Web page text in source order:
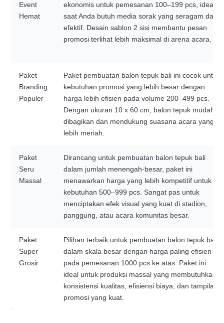
Event
Hemat
ekonomis untuk pemesanan 100–199 pcs, ideal
saat Anda butuh media sorak yang seragam dan
efektif. Desain sablon 2 sisi membantu pesan
promosi terlihat lebih maksimal di arena acara.
Paket
Branding
Populer
Paket pembuatan balon tepuk bali ini cocok untuk
kebutuhan promosi yang lebih besar dengan
harga lebih efisien pada volume 200–499 pcs.
Dengan ukuran 10 x 60 cm, balon tepuk mudah
dibagikan dan mendukung suasana acara yang
lebih meriah.
Paket
Seru
Massal
Dirancang untuk pembuatan balon tepuk bali
dalam jumlah menengah-besar, paket ini
menawarkan harga yang lebih kompetitif untuk
kebutuhan 500–999 pcs. Sangat pas untuk
menciptakan efek visual yang kuat di stadion,
panggung, atau acara komunitas besar.
Paket
Super
Grosir
Pilihan terbaik untuk pembuatan balon tepuk bali
dalam skala besar dengan harga paling efisien
pada pemesanan 1000 pcs ke atas. Paket ini
ideal untuk produksi massal yang membutuhkan
konsistensi kualitas, efisiensi biaya, dan tampilan
promosi yang kuat.